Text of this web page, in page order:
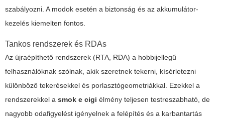
szabályozni. A modok esetén a biztonság és az akkumulátor-
kezelés kiemelten fontos.
Tankos rendszerek és RDAs
Az újraépíthető rendszerek (RTA, RDA) a hobbijellegű
felhasználóknak szólnak, akik szeretnek tekerni, kísérletezni
különböző tekerésekkel és porlasztógeometriákkal. Ezekkel a
rendszerekkel a smok e cigi élmény teljesen testreszabható, de
nagyobb odafigyelést igényelnek a felépítés és a karbantartás